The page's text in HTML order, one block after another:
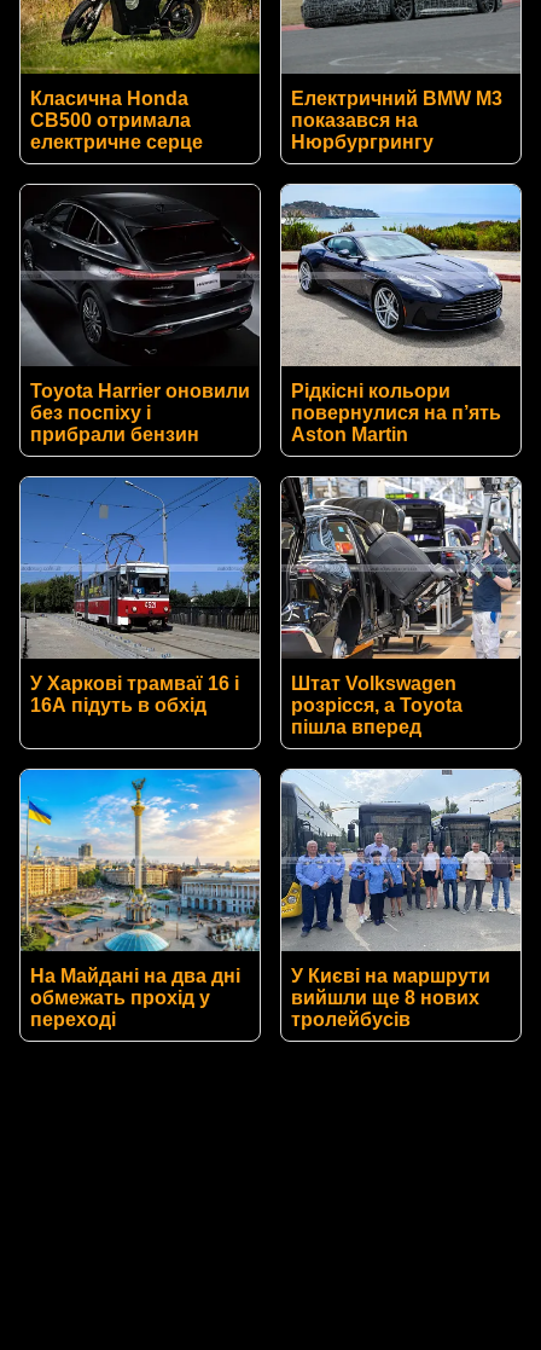
Класична Honda
CB500 отримала
електричне серце
Електричний BMW M3
показався на
Нюрбургрингу
Toyota Harrier оновили
без поспіху і
прибрали бензин
Рідкісні кольори
повернулися на п’ять
Aston Martin
У Харкові трамваї 16 і
16А підуть в обхід
Штат Volkswagen
розрісся, а Toyota
пішла вперед
На Майдані на два дні
обмежать прохід у
переході
У Києві на маршрути
вийшли ще 8 нових
тролейбусів